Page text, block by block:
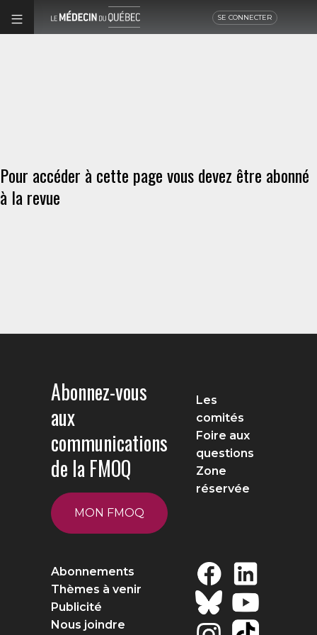
SE CONNECTER
Pour accéder à cette page vous devez être abonné
à la revue
Abonnez-vous
aux
communications
de la FMOQ
MON FMOQ
Les
comités
Foire aux
questions
Zone
réservée
Abonnements
Thèmes à venir
Publicité
Nous joindre